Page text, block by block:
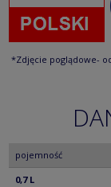
*Zdjęcie poglądowe-
pojemność
0,7 L